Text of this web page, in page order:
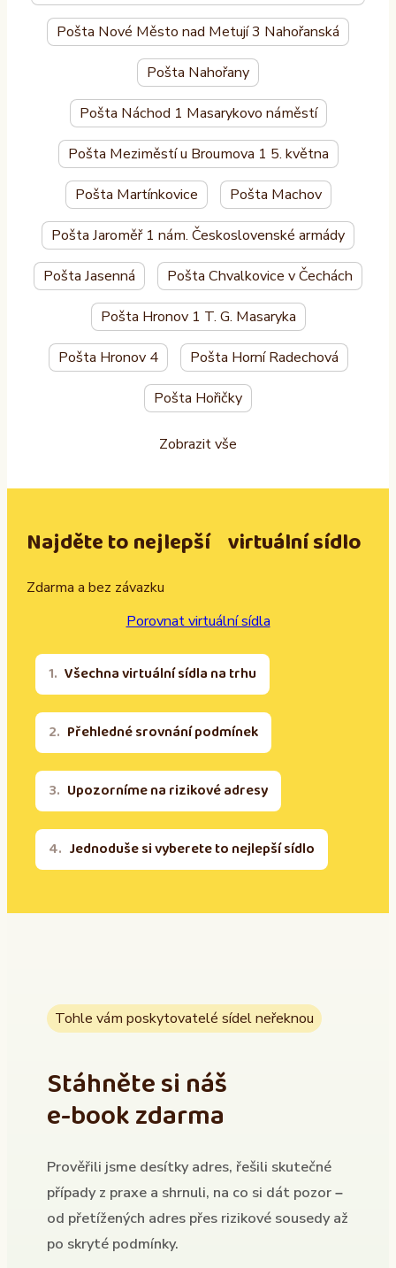
Pošta Nové Město nad Metují 3 Nahořanská
Pošta Nahořany
Pošta Náchod 1 Masarykovo náměstí
Pošta Meziměstí u Broumova 1 5. května
Pošta Martínkovice Pošta Machov
Pošta Jaroměř 1 nám. Československé armády
Pošta Jasenná Pošta Chvalkovice v Čechách
Pošta Hronov 1 T. G. Masaryka
Pošta Hronov 4 Pošta Horní Radechová
Pošta Hořičky
Zobrazit vše
Najděte to nejlepší virtuální sídlo
Zdarma a bez závazku
Porovnat virtuální sídla
Všechna virtuální sídla na trhu
Přehledné srovnání podmínek
Upozorníme na rizikové adresy
Jednoduše si vyberete to nejlepší sídlo
Tohle vám poskytovatelé sídel neřeknou
Stáhněte si náš
e-book zdarma
Prověřili jsme desítky adres, řešili skutečné
případy z praxe a shrnuli, na co si dát pozor –
od přetížených adres přes rizikové sousedy až
po skryté podmínky.